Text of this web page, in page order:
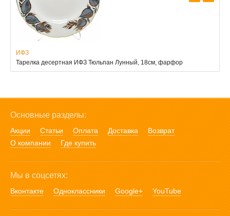
ИФЗ
Тарелка десертная ИФЗ Тюльпан Лунный, 18см, фарфор
Основные разделы:
Акции Статьи Оплата Доставка
Возврат
О компании
Где купить
Мы в соцсетях:
Вконтакте Одноклассники Google+ YouTube